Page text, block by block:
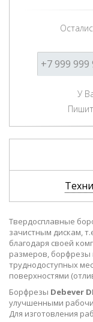
У
Твердосплавные
зачистным дискам,
благодаря своей
размеров, борфрезы
труднодоступных
поверхностями
Борфрезы Debever
улучшенными
Для изготовления